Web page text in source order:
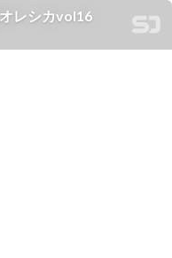
レシカvol16